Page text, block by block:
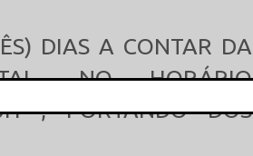
DIAS A CONTAR DA
NO HORÁRIO
, PORTANDO DOS
This popup will close in: 16